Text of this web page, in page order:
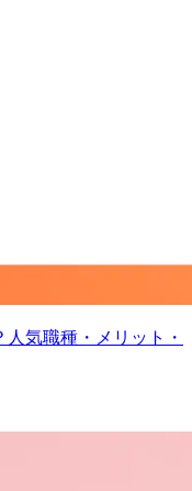
気職種・メリット・